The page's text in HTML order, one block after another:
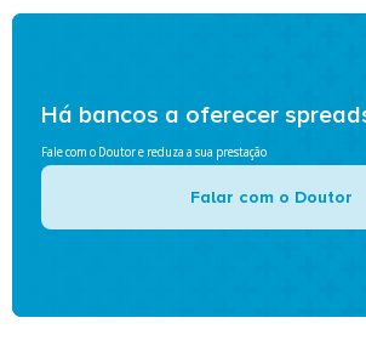
Há bancos a oferecer
Fale com o Doutor e reduza a sua prestação
Falar com o Doutor